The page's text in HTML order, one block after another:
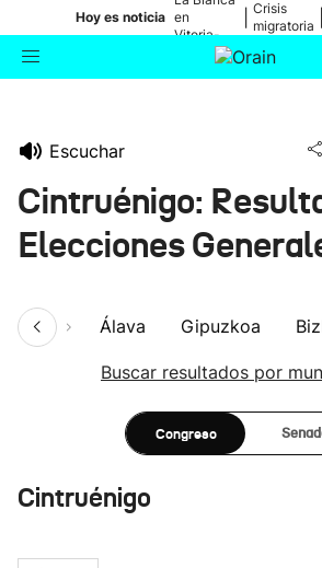
Hoy es noticia en
Vitoria-
Gasteiz
Crisis
migratoria
Escuchar
Cintruénigo:
Elecciones
Álava Gipuzkoa
Buscar resultados por
Congreso
Cintruénigo